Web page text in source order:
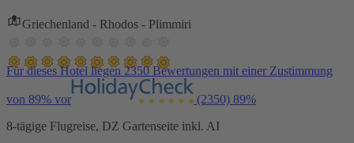
Griechenland - Rhodos - Plimmiri
Für dieses Hotel liegen 2350 Bewertungen mit einer Zustimmung
von 89% vor (2350) 89%
8-tägige Flugreise, DZ Gartenseite inkl. AI